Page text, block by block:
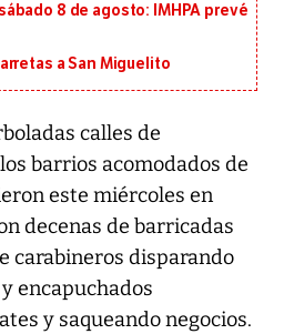
8 de agosto: IMHPA prevé
a San Miguelito
calles de
barrios acomodados de
este miércoles en
decenas de barricadas
carabineros disparando
encapuchados
y saqueando negocios.